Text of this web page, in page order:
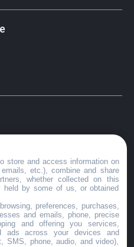
store and access information on
etc.), combine and share
whether collected on this
held by some of us, or obtained
preferences, purchases,
and emails, phone, precise
and offering you services,
ads across your devices and
SMS, phone, audio, and video),